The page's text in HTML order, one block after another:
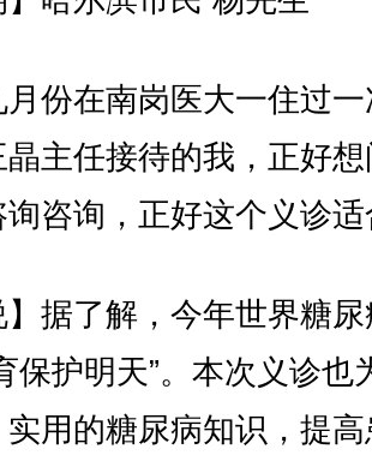
在南岗医大一住过一
主任接待的我，正好
询咨询，正好这个义诊
了解，今年世界糖尿
保护明天”。本次义诊也
用的糖尿病知识，提